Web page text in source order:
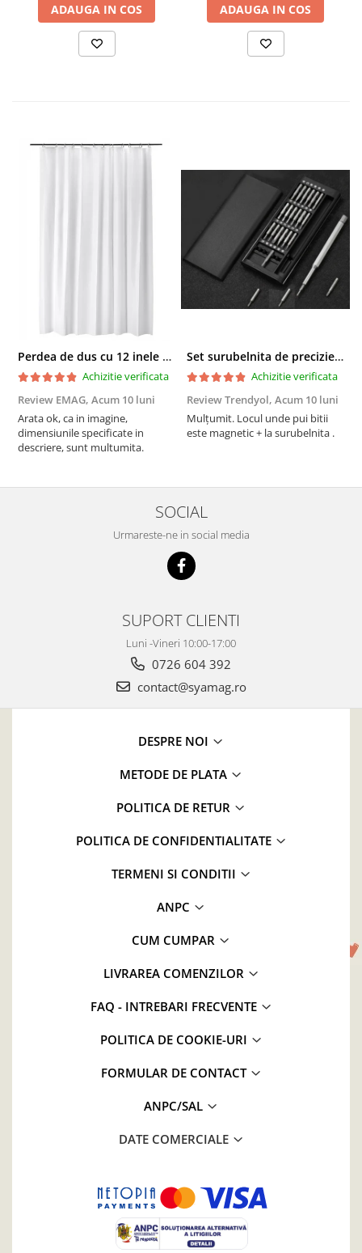
ADAUGA IN COS ADAUGA IN COS
Perdea de dus cu 12 inele plastic incluse, 200x180 cm, alba
Achizitie verificata
Review EMAG, Acum 10 luni
Arata ok, ca in imagine,
dimensiunile specificate in
descriere, sunt multumita.
Set surubelnita de precizie cu 24 de capete, cutie glisanta
Achizitie verificata
Review Trendyol, Acum 10 luni
Mulțumit. Locul unde pui bitii
este magnetic + la surubelnita .
SOCIAL
Urmareste-ne in social media
SUPORT CLIENTI
Luni -Vineri 10:00-17:00
0726 604 392
contact@syamag.ro
DESPRE NOI
METODE DE PLATA
POLITICA DE RETUR
POLITICA DE CONFIDENTIALITATE
TERMENI SI CONDITII
ANPC
CUM CUMPAR
LIVRAREA COMENZILOR
FAQ - INTREBARI FRECVENTE
POLITICA DE COOKIE-URI
FORMULAR DE CONTACT
ANPC/SAL
DATE COMERCIALE